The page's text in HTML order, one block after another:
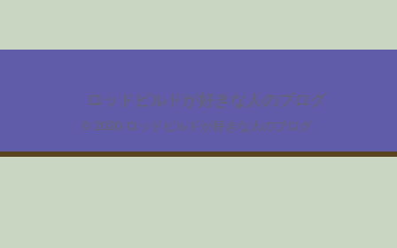
ロッドビルドが好きな人のブログ
© 2020 ロッドビルドが好きな人のブログ.